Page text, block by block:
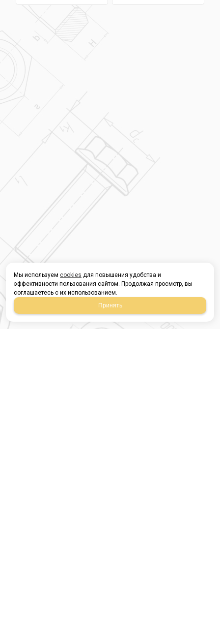
Мы используем cookies для повышения удобства и
эффективности пользования сайтом. Продолжая просмотр, вы
соглашаетесь с их использованием.
Принять